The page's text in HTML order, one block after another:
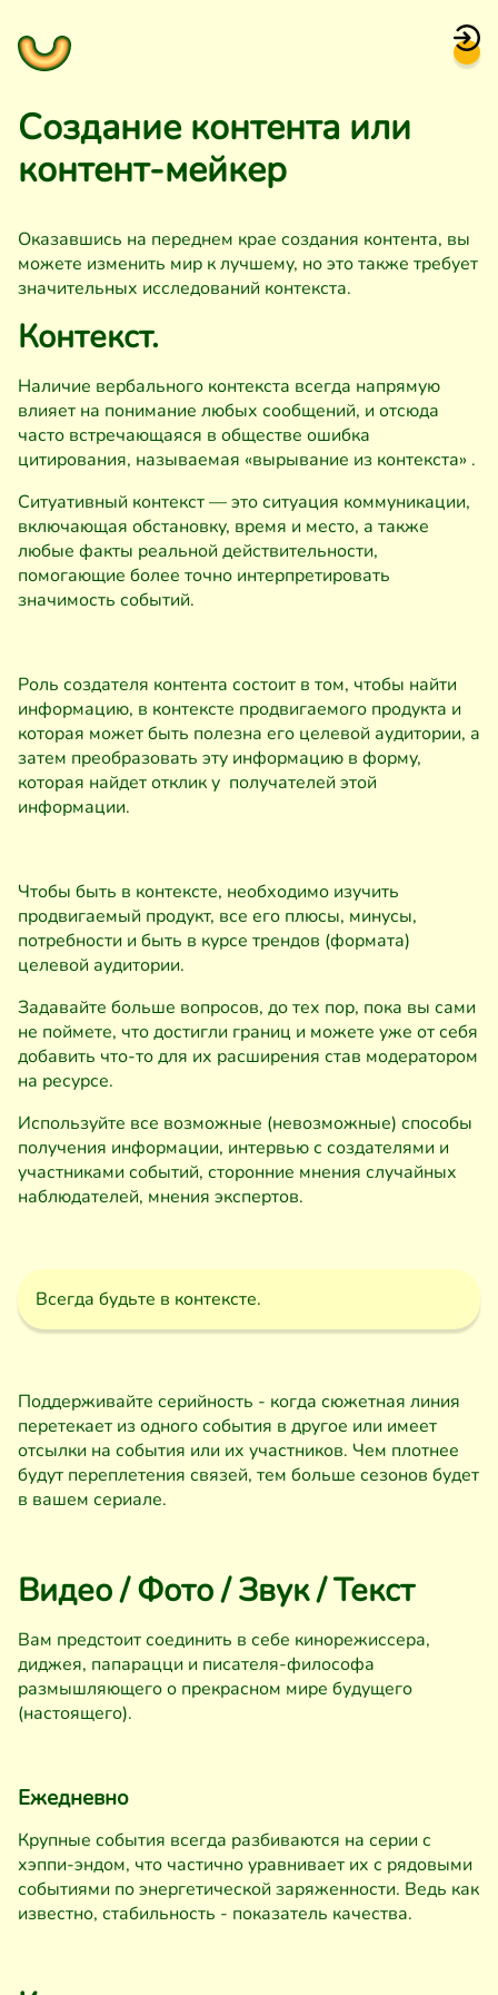
Создание контента или
контент-мейкер
Оказавшись на переднем крае создания контента, вы
можете изменить мир к лучшему, но это также требует
значительных исследований контекста.
Контекст.
Наличие вербального контекста всегда напрямую
влияет на понимание любых сообщений, и отсюда
часто встречающаяся в обществе ошибка
цитирования, называемая «вырывание из контекста» .
Ситуативный контекст — это ситуация коммуникации,
включающая обстановку, время и место, а также
любые факты реальной действительности,
помогающие более точно интерпретировать
значимость событий.
Роль создателя контента состоит в том, чтобы найти
информацию, в контексте продвигаемого продукта и
которая может быть полезна его целевой аудитории, а
затем преобразовать эту информацию в форму,
которая найдет отклик у получателей этой
информации.
Чтобы быть в контексте, необходимо изучить
продвигаемый продукт, все его плюсы, минусы,
потребности и быть в курсе трендов (формата)
целевой аудитории.
Задавайте больше вопросов, до тех пор, пока вы сами
не поймете, что достигли границ и можете уже от себя
добавить что-то для их расширения став модератором
на ресурсе.
Используйте все возможные (невозможные) способы
получения информации, интервью с создателями и
участниками событий, сторонние мнения случайных
наблюдателей, мнения экспертов.
Всегда будьте в контексте.
Поддерживайте серийность - когда сюжетная линия
перетекает из одного события в другое или имеет
отсылки на события или их участников. Чем плотнее
будут переплетения связей, тем больше сезонов будет
в вашем сериале.
Видео / Фото / Звук / Текст
Вам предстоит соединить в себе кинорежиссера,
диджея, папарацци и писателя-философа
размышляющего о прекрасном мире будущего
(настоящего).
Ежедневно
Крупные события всегда разбиваются на серии с
хэппи-эндом, что частично уравнивает их с рядовыми
событиями по энергетической заряженности. Ведь как
известно, стабильность - показатель качества.